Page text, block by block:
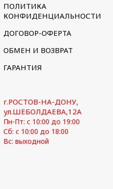
ПОЛИТИКА
КОНФИДЕНЦИАЛЬНОСТИ
ДОГОВОР-ОФЕРТА
ОБМЕН И ВОЗВРАТ
ГАРАНТИЯ
г.РОСТОВ-НА-ДОНУ,
ул.ШЕБОЛДАЕВА,12А
Пн-Пт: с 10:00 до 19:00
Сб: с 10:00 до 18:00
Вс: выходной